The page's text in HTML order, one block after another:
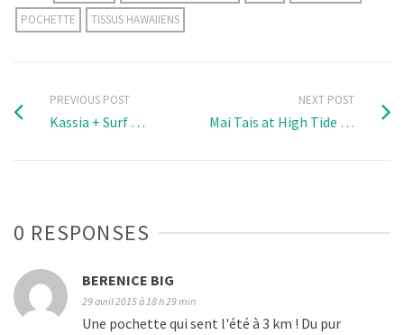
POCHETTE
TISSUS HAWAIIENS
PREVIOUS POST
Kassia + Surf …
NEXT POST
Mai Tais at High Tide …
0 RESPONSES
BERENICE BIG
29 avril 2015 à 18 h 29 min
Une pochette qui sent l'été à 3 km ! Du pur